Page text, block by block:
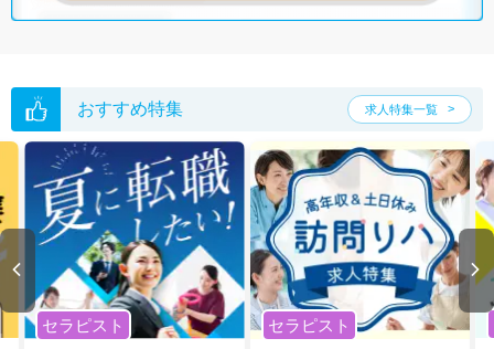
おすすめ特集 求人特集一覧
セラピスト セラピスト